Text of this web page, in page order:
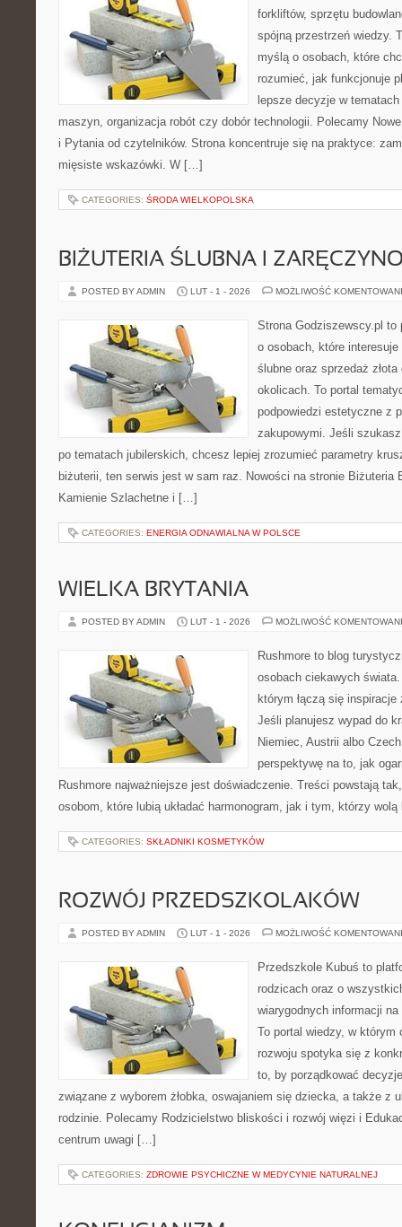
forkliftów, sprzętu
spójną przestrzeń wiedzy.
myślą o osobach, które
rozumieć, jak funkcjonuje
lepsze decyzje w
maszyn, organizacja robót czy dobór technologii. Polecamy
i Pytania od czytelników. Strona koncentruje się na praktyce:
mięsiste wskazówki. W […]
CATEGORIES: ŚRODA WIELKOPOLSKA
BIŻUTERIA ŚLUBNA I
POSTED BY ADMIN LUT - 1 - 2026 MOŻLIWOŚĆ
Strona Godziszewscy.pl
o osobach, które
ślubne oraz sprzedaż
okolicach. To portal
podpowiedzi estetyczne z
zakupowymi. Jeśli
po tematach jubilerskich, chcesz lepiej zrozumieć parametry
biżuterii, ten serwis jest w sam raz. Nowości na stronie Biżuteria
Kamienie Szlachetne i […]
CATEGORIES: ENERGIA ODNAWIALNA W POLSCE
WIELKA BRYTANIA
POSTED BY ADMIN LUT - 1 - 2026 MOŻLIWOŚĆ
Rushmore to blog
osobach ciekawych
którym łączą się
Jeśli planujesz wypad do
Niemiec, Austrii albo
perspektywę na to, jak
Rushmore najważniejsze jest doświadczenie. Treści powstają
osobom, które lubią układać harmonogram, jak i tym, którzy
CATEGORIES: SKŁADNIKI KOSMETYKÓW
ROZWÓJ PRZEDSZKOLAKÓW
POSTED BY ADMIN LUT - 1 - 2026 MOŻLIWOŚĆ
Przedszkole Kubuś to
rodzicach oraz o
wiarygodnych informacji
To portal wiedzy, w którym
rozwoju spotyka się z
to, by porządkować
związane z wyborem żłobka, oswajaniem się dziecka, a także z
rodzinie. Polecamy Rodzicielstwo bliskości i rozwój więzi i
centrum uwagi […]
CATEGORIES: ZDROWIE PSYCHICZNE W MEDYCYNIE NATURALNEJ